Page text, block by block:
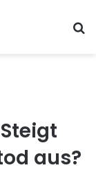
aus?